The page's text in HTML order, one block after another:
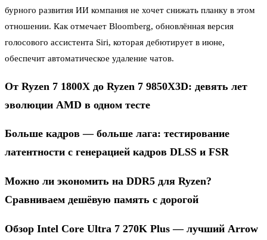
бурного развития ИИ компания не хочет снижать планку в этом
отношении. Как отмечает Bloomberg, обновлённая версия
голосового ассистента Siri, которая дебютирует в июне,
обеспечит автоматическое удаление чатов.
От Ryzen 7 1800X до Ryzen 7 9850X3D: девять лет
эволюции AMD в одном тесте
Больше кадров — больше лага: тестирование
латентности с генерацией кадров DLSS и FSR
Можно ли экономить на DDR5 для Ryzen?
Сравниваем дешёвую память с дорогой
Обзор Intel Core Ultra 7 270K Plus — лучший Arrow